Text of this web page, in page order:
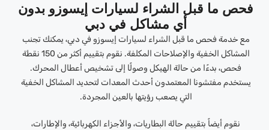
فحص ما قبل الشراء لسيارات إيسوزو بدون
أي مشاكل في دبي
مع خدمة فحص ما قبل الشراء لسيارات إيسوزو في دبي، يمكنك تجنب
المشاكل الخفية والإصلاحات المكلفة. نقوم بتقييم أكثر من 150 نقطة
فحص، بدءًا من حالة الهيكل وصولًا إلى تشخيص أعطال المحرك.
يستخدم مفتشونا المعتمدون أحدث المعدات لتحديد المشاكل الخفية
التي يصعب رؤيتها بالعين المجردة.
نقوم أيضاً بتقييم حالة البطاريات، والأجزاء الكهربائية، والإطارات،